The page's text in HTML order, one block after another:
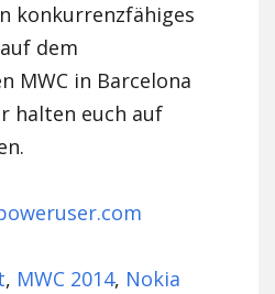
konkurrenzfähiges
dem
MWC in Barcelona
halten euch auf
, MWC 2014, Nokia